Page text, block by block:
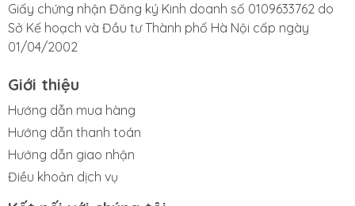
- Kính bị bong keo, có bọt khí hoặc bụi lọt vào giữa
lớp kính và màn hình.
kém chất lượng, dễ vỡ lại.
3. Những lưu ý trước khi thay ép kính
Giấy chứng nhận Đăng ký Kinh doanh số 0109633762 do
Sở Kế hoạch và Đầu tư Thành phố Hà Nội cấp ngày
01/04/2002
Giới thiệu
Hướng dẫn mua hàng
Hướng dẫn thanh toán
Hướng dẫn giao nhận
Điều khoản dịch vụ